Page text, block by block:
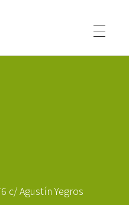
c/ Agustín Yegros